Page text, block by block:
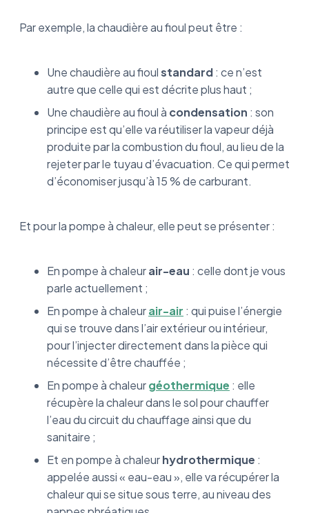
Par exemple, la chaudière au fioul peut être :
Une chaudière au fioulstandard: ce n’est
autre que celle qui est décrite plus haut ;
Une chaudière au fioul à condensation : son
principe est qu’elle va réutiliser la vapeur déjà
produite par la combustion du fioul, au lieu de la
rejeter par le tuyau d’évacuation. Ce qui permet
d’économiser jusqu’à 15 % de carburant.
Et pour la pompe à chaleur, elle peut se présenter :
En pompe à chaleurair-eau : celle dont je vous
parle actuellement ;
En pompe à chaleurair-air : qui puise l’énergie
qui se trouve dans l’air extérieur ou intérieur,
pour l’injecter directement dans la pièce qui
nécessite d’être chauffée ;
En pompe à chaleurgéothermique : elle
récupère la chaleur dans le sol pour chauffer
l’eau du circuit du chauffage ainsi que du
sanitaire ;
Et en pompe à chaleurhydrothermique :
appelée aussi « eau-eau », elle va récupérer la
chaleur qui se situe sous terre, au niveau des